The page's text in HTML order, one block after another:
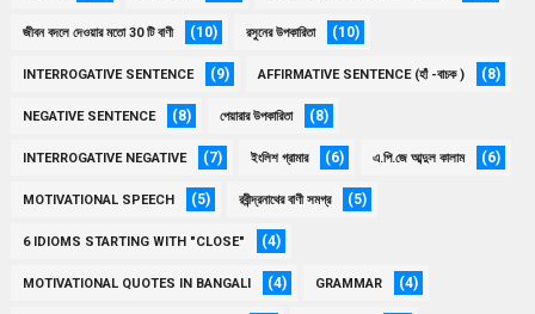
জীবন বদলে দেওয়ার মতো 30 টি বাণী (10) রসুনের উপকারিতা (10)
INTERROGATIVE SENTENCE (9) AFFIRMATIVE SENTENCE (হাঁ -বাচক ) (8)
NEGATIVE SENTENCE (8) পেয়ারার উপকারিতা (8)
INTERROGATIVE NEGATIVE (7) ইংলিশ গ্রামার (6) এ.পি.জে আব্দুল কালাম (6)
MOTIVATIONAL SPEECH (5) রবীন্দ্রনাথের বাণী সমগ্র (5)
6 IDIOMS STARTING WITH "CLOSE" (4)
MOTIVATIONAL QUOTES IN BANGALI (4) GRAMMAR (4)